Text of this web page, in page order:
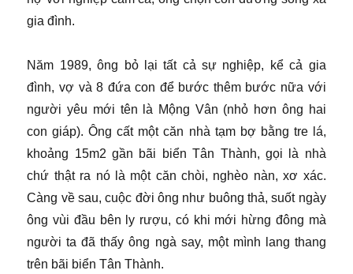
gia đình.
Năm 1989, ông bỏ lại tất cả sự nghiệp, kể cả gia
đình, vợ và 8 đứa con để bước thêm bước nữa với
người yêu mới tên là Mộng Vân (nhỏ hơn ông hai
con giáp). Ông cất một căn nhà tạm bợ bằng tre lá,
khoảng 15m2 gần bãi biển Tân Thành, gọi là nhà
chứ thật ra nó là một căn chòi, nghèo nàn, xơ xác.
Càng về sau, cuộc đời ông như buông thả, suốt ngày
ông vùi đầu bên ly rượu, có khi mới hừng đông mà
người ta đã thấy ông ngà say, một mình lang thang
trên bãi biển Tân Thành.